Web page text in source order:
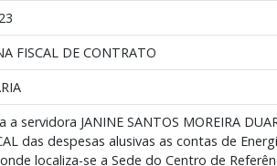
FISCAL DE CONTRATO
a servidora JANINE SANTOS MOREIRA
das despesas alusivas as contas de
localiza-se a Sede do Centro de